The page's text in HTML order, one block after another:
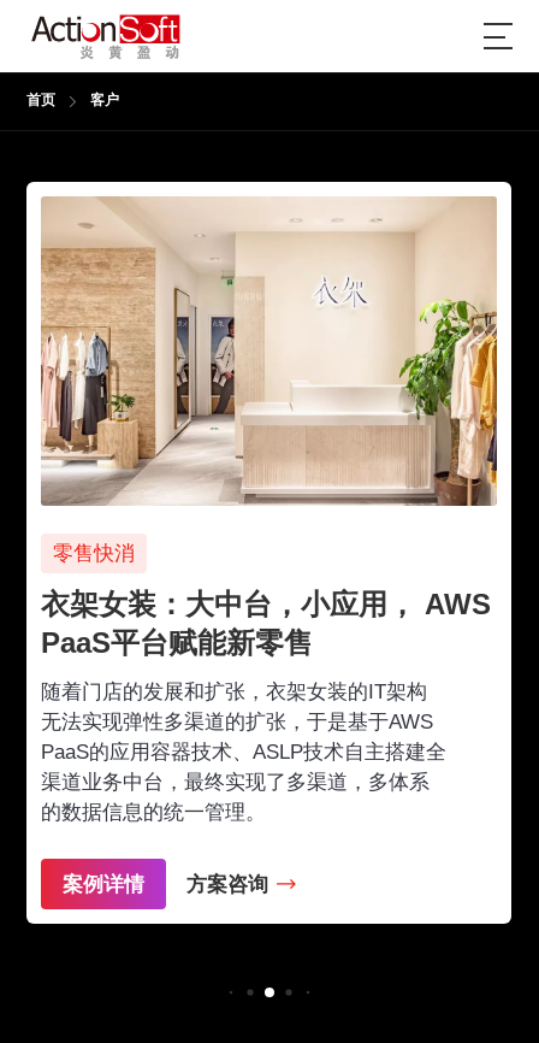
首页 客户
零售快消
衣架女装：大中台，小应用， AWS
PaaS平台赋能新零售
随着门店的发展和扩张，衣架女装的IT架构
无法实现弹性多渠道的扩张，于是基于AWS
PaaS的应用容器技术、ASLP技术自主搭建全
渠道业务中台，最终实现了多渠道，多体系
的数据信息的统一管理。
案例详情 方案咨询